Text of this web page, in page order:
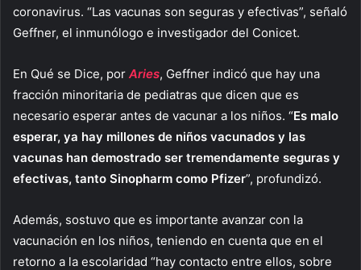
coronavirus. “Las vacunas son seguras y efectivas”, señaló
Geffner, el inmunólogo e investigador del Conicet.
En Qué se Dice, por Aries, Geffner indicó que hay una
fracción minoritaria de pediatras que dicen que es
necesario esperar antes de vacunar a los niños. “Es malo
esperar, ya hay millones de niños vacunados y las
vacunas han demostrado ser tremendamente seguras y
efectivas, tanto Sinopharm como Pfizer”, profundizó.
Además, sostuvo que es importante avanzar con la
vacunación en los niños, teniendo en cuenta que en el
retorno a la escolaridad “hay contacto entre ellos, sobre